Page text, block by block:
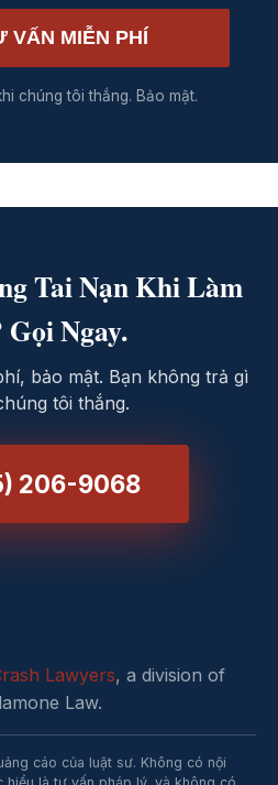
VẤN MIỄN PHÍ
chúng tôi thắng. Bảo mật.
Tai Nạn Khi Làm
Gọi Ngay.
bảo mật. Bạn không trả gì
tôi thắng.
206-9068
Lawyers, a division of
Law.
cáo của luật sư. Không có nội